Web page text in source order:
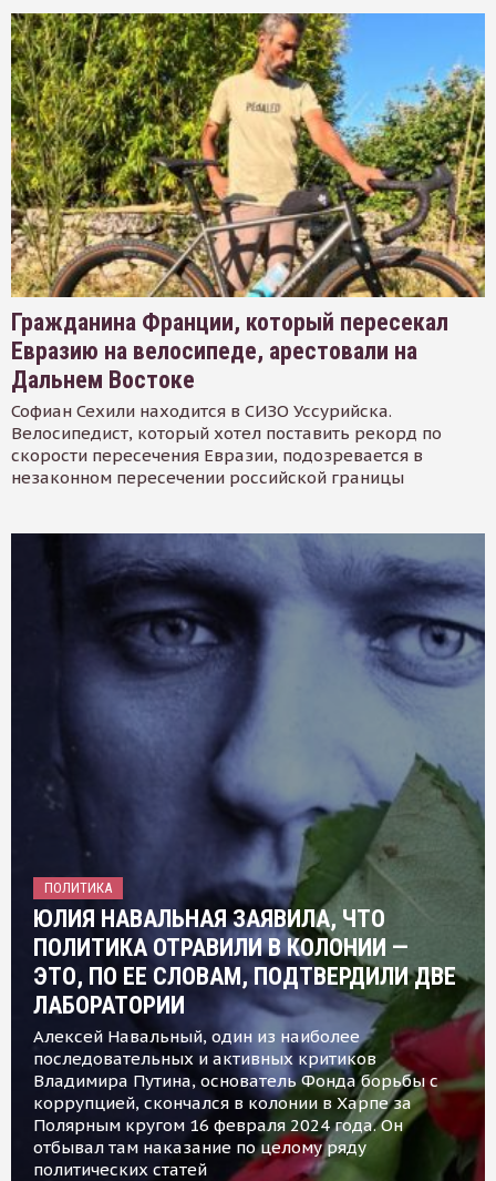
Гражданина Франции, который пересекал
Евразию на велосипеде, арестовали на
Дальнем Востоке
Софиан Сехили находится в СИЗО Уссурийска.
Велосипедист, который хотел поставить рекорд по
скорости пересечения Евразии, подозревается в
незаконном пересечении российской границы
ПОЛИТИКА
ЮЛИЯ НАВАЛЬНАЯ ЗАЯВИЛА, ЧТО
ПОЛИТИКА ОТРАВИЛИ В КОЛОНИИ —
ЭТО, ПО ЕЕ СЛОВАМ, ПОДТВЕРДИЛИ ДВЕ
ЛАБОРАТОРИИ
Алексей Навальный, один из наиболее
последовательных и активных критиков
Владимира Путина, основатель Фонда борьбы с
коррупцией, скончался в колонии в Харпе за
Полярным кругом 16 февраля 2024 года. Он
отбывал там наказание по целому ряду
политических статей